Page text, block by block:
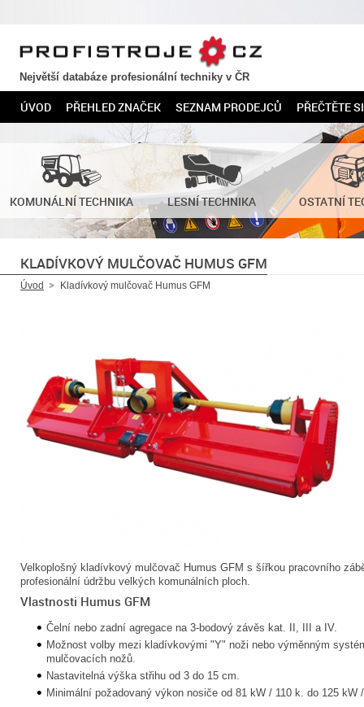
PROFISTROJE.CZ
Největší databáze profesionální techniky v ČR
ÚVOD PŘEHLED ZNAČEK SEZNAM PRODEJCŮ PŘEČTĚTE SI
KOMUNÁLNÍ TECHNIKA LESNÍ TECHNIKA OSTATNÍ
KLADÍVKOVÝ MULČOVAČ HUMUS GFM
Úvod Kladívkový mulčovač Humus GFM
Velkoplošný kladívkový mulčovač Humus GFM s šířkou pracovního
profesionální údržbu velkých komunálních ploch.
Vlastnosti Humus GFM
Čelní nebo zadní agregace na 3-bodový závěs kat. II, III a IV.
Možnost volby mezi kladívkovými "Y" noži nebo výměnným
mulčovacích nožů.
Nastavitelná výška střihu od 3 do 15 cm.
Minimální požadovaný výkon nosiče od 81 kW / 110 k. do 125 kW